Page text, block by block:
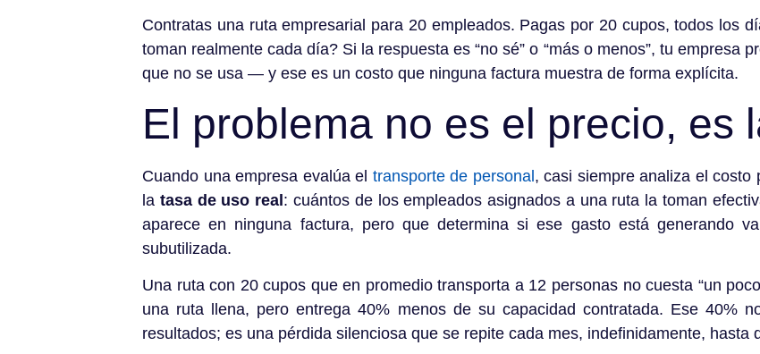
Contratas una ruta empresarial para 20 empleados. Pagas por 20 cupos, todos los
toman realmente cada día? Si la respuesta es “no sé” o “más o menos”, tu empresa
que no se usa — y ese es un costo que ninguna factura muestra de forma explícita.
El problema no es el precio, es
Cuando una empresa evalúa el transporte de personal , casi siempre analiza el
la tasa de uso real : cuántos de los empleados asignados a una ruta la toman
aparece en ninguna factura, pero que determina si ese gasto está generando
subutilizada.
Una ruta con 20 cupos que en promedio transporta a 12 personas no cuesta “un
una ruta llena, pero entrega 40% menos de su capacidad contratada. Ese 40%
resultados; es una pérdida silenciosa que se repite cada mes, indefinidamente, hasta